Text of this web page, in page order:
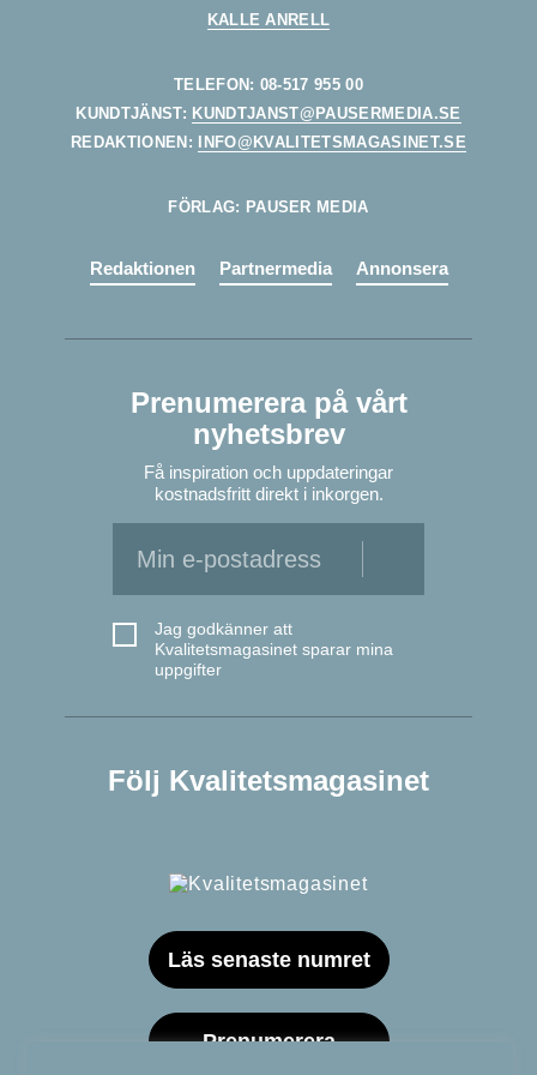
KALLE ANRELL
TELEFON: 08-517 955 00
KUNDTJÄNST: KUNDTJANST@PAUSERMEDIA.SE
REDAKTIONEN: INFO@KVALITETSMAGASINET.SE
FÖRLAG: PAUSER MEDIA
Redaktionen Partnermedia Annonsera
Prenumerera på vårt
nyhetsbrev
Få inspiration och uppdateringar
kostnadsfritt direkt i inkorgen.
Jag godkänner att
Kvalitetsmagasinet sparar mina
uppgifter
Följ Kvalitetsmagasinet
Läs senaste numret
Prenumerera